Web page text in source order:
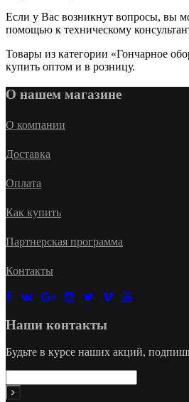
Если у Вас возникнут вопросы, вы
помощью к техническому
Товары из категории «Гончарное
купить оптом и в розницу.
О нашем магазине
О компании
Доставка
Оплата
Как купить
Партнерская программа
Контакты
Наши контакты
Будьте в курсе наших акций,